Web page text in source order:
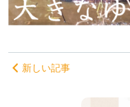
新しい記事